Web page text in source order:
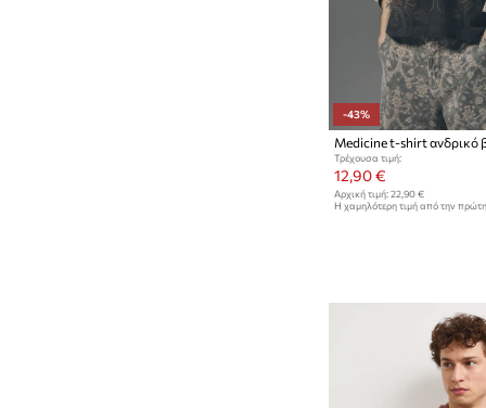
-43%
Τρέχουσα τιμή:
12,90 €
Αρχική τιμή: 22,90 €
Η χαμηλότερη τιμή από την